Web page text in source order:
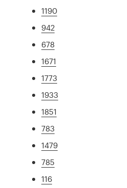
1190
942
678
1671
1773
1933
1851
783
1479
785
116